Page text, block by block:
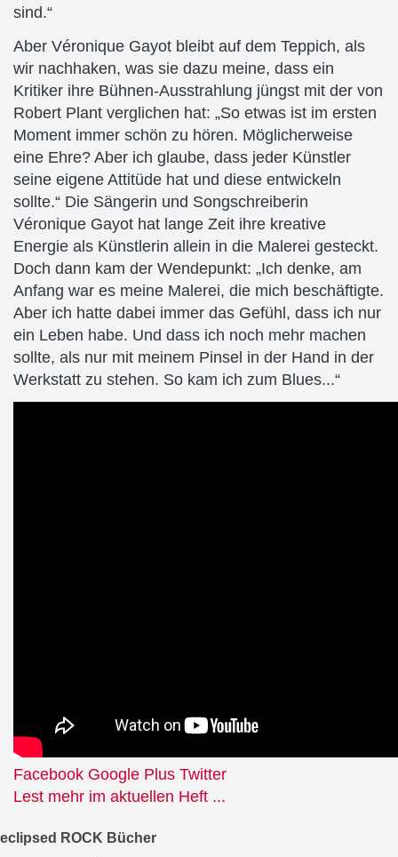
sind.“
Aber Véronique Gayot bleibt auf dem Teppich, als
wir nachhaken, was sie dazu meine, dass ein
Kritiker ihre Bühnen-Ausstrahlung jüngst mit der von
Robert Plant verglichen hat: „So etwas ist im ersten
Moment immer schön zu hören. Möglicherweise
eine Ehre? Aber ich glaube, dass jeder Künstler
seine eigene Attitüde hat und diese entwickeln
sollte.“ Die Sängerin und Songschreiberin
Véronique Gayot hat lange Zeit ihre kreative
Energie als Künstlerin allein in die Malerei gesteckt.
Doch dann kam der Wendepunkt: „Ich denke, am
Anfang war es meine Malerei, die mich beschäftigte.
Aber ich hatte dabei immer das Gefühl, dass ich nur
ein Leben habe. Und dass ich noch mehr machen
sollte, als nur mit meinem Pinsel in der Hand in der
Werkstatt zu stehen. So kam ich zum Blues...“
Facebook Google Plus Twitter
Lest mehr im aktuellen Heft ...
eclipsed ROCK Bücher